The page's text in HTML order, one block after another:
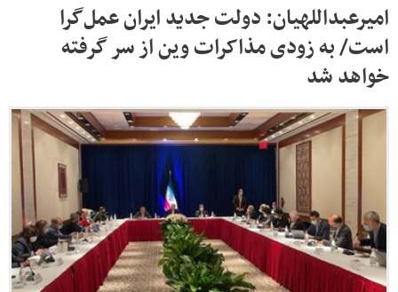
امیرعبداللهیان: دولت جدید ایران عمل‌گرا
است/ به زودی مذاکرات وین از سر گرفته
خواهد شد